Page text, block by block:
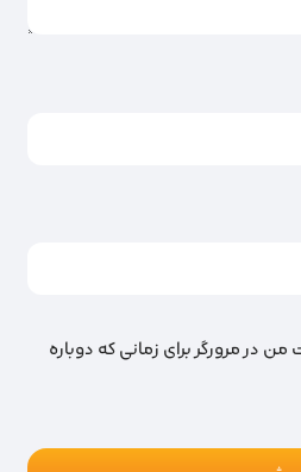
در مرورگر برای زمانی که دوباره